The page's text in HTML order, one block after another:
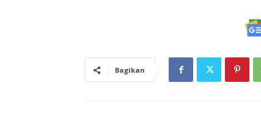
Bagikan